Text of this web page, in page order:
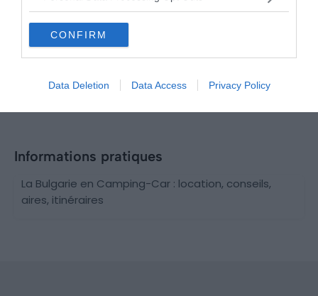
CONFIRM
Data Deletion Data Access Privacy Policy
Ruine
Le monument abandonné de Buzludzha en Bulgarie
Le 7 novembre 2025
Par Florian Colas
Informations pratiques
La Bulgarie en Camping-Car : location, conseils,
aires, itinéraires